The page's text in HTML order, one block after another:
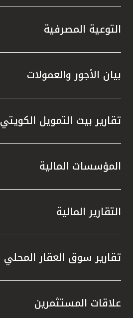
التوعية المصرفية
بيان الأجور والعمولات
تقارير بيت التمويل الكويتي
المؤسسات المالية
التقارير المالية
تقارير سوق العقار المحلي
علاقات المستثمرين